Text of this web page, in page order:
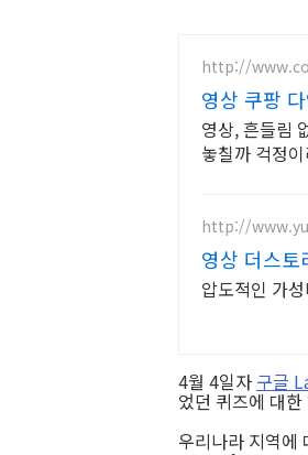
http://
영상 쿠팡
영상, 흔들림
놓칠까 걱정
http://
영상 더스토
압도적인 가
4월 4일자 구글
었던 퀴즈에 대
우리나라 지역에